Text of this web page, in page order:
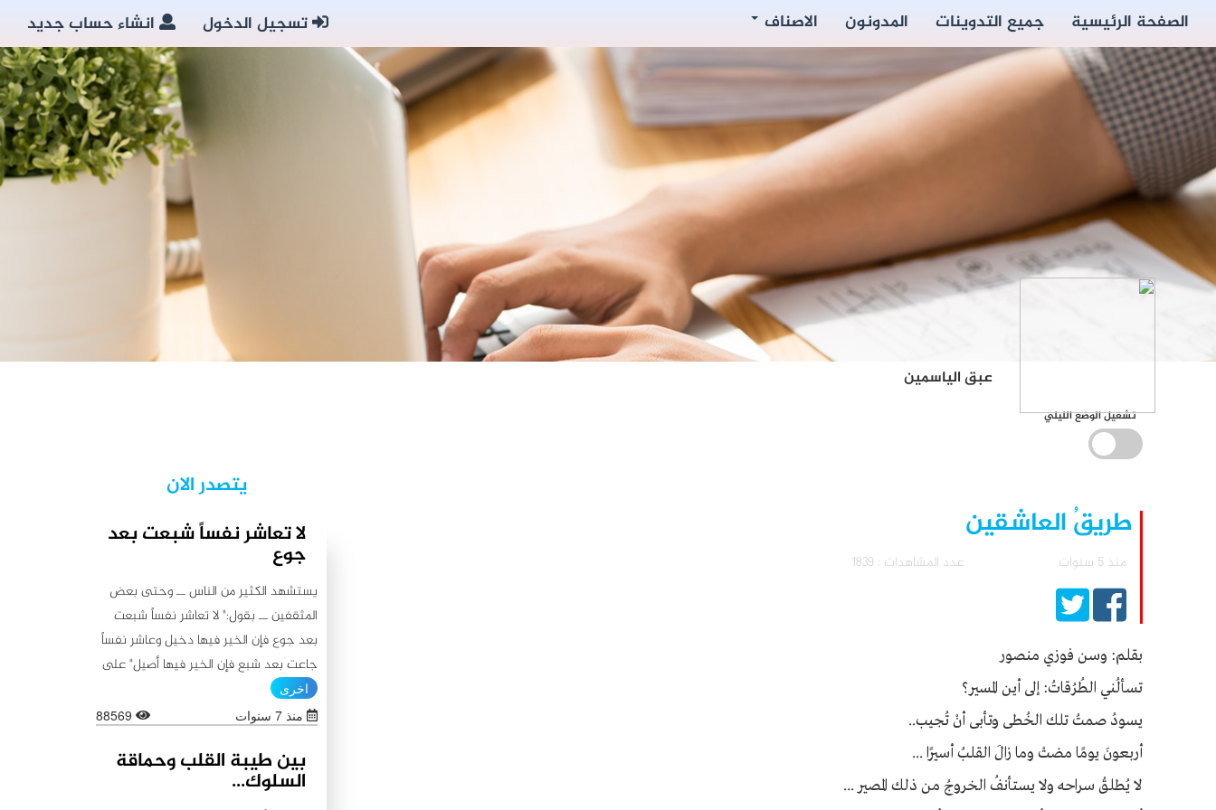
الصفحة الرئيسية جميع التدوينات المدونون الاصناف تسجيل الدخول انشاء حساب جديد
عبق الياسمين
تشغيل الوضع الليلي
طريقُ العاشقين
منذ 5 سنوات عدد المشاهدات : 1839
بقلم: وسن فوزي منصور
تسألُني الطُرُقاتُ: إلى أين المسير؟
يسودُ صمتُ تلك الخُطى وتأبى أنْ تُجيب..
أربعونَ يومًا مضتْ وما زالَ القلبُ أسيرًا ...
لا يُطلقُ سراحه ولا يستأنفُ الخروجُ من ذلك المصير ...
يتصدر الان
لا تعاشر نفساً شبعت بعد
جوع
يستشهد الكثير من الناس ــ وحتى بعض
المثقفين ــ بقول:" لا تعاشر نفساً شبعت
بعد جوع فإن الخير فيها دخيل وعاشر نفساً
جاعت بعد شبع فإن الخير فيها أصيل" على
أنه من أقوال أمير المؤمنين علي (عليه
السلام)، كما يستشهدون أيضاً بقولٍ آخر
الأول من حيث المعنى:"اطلبوا الخير من
بطون شبعت ثم جاعت لأن الخير فيها باق،
اخرى
منذ 7 سنوات
88569
بين طيبة القلب وحماقة
السلوك...